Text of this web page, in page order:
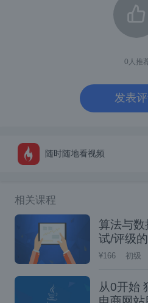
寻找下一个空的散列地
大，空的散列地址总能
hi=(h(key) +
长为12。散列函数
计算key等于26的时候求
已经有值了，那么进行接
= (f(36)+1)mod 12
了。那么就有空位了。
这个就是线性探测法。
0 人推
发表
随时随地看视频
相关课程
算法与
试/评级
¥166 初级
从0开始